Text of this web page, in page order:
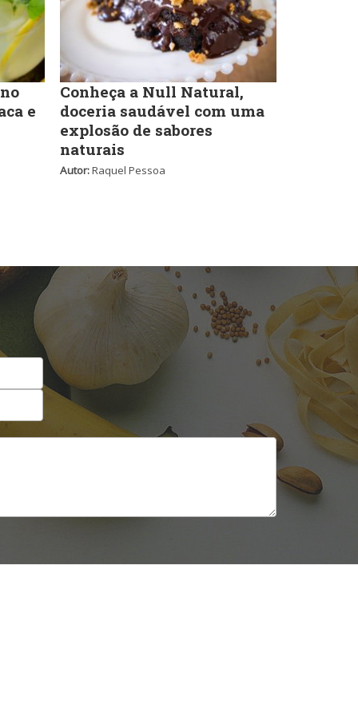
Self-service
Sobremesas e sorvetes
e
Conheça a Null Natural,
doceria saudável com uma
explosão de sabores
naturais
Autor:Raquel Pessoa